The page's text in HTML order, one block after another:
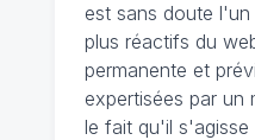
est sans doute
plus réactifs du
permanente et
expertisées par un
le fait qu'il s'agisse